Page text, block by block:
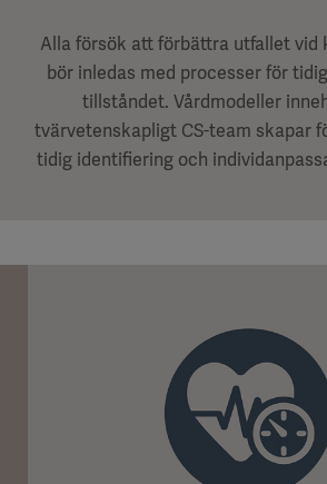
Alla försök att förbättra utfallet vid
bör inledas med processer för
tillståndet. Vårdmodeller
tvärvetenskapligt CS-team skapar
tidig identifiering och